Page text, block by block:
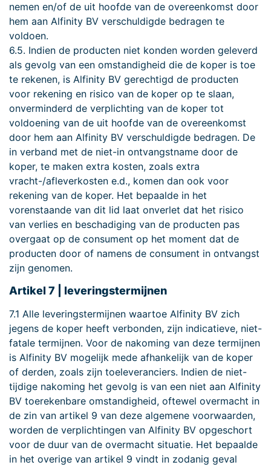
nemen en/of de uit hoofde van de overeenkomst door
hem aan Alfinity BV verschuldigde bedragen te
voldoen.
6.5. Indien de producten niet konden worden geleverd
als gevolg van een omstandigheid die de koper is toe
te rekenen, is Alfinity BV gerechtigd de producten
voor rekening en risico van de koper op te slaan,
onverminderd de verplichting van de koper tot
voldoening van de uit hoofde van de overeenkomst
door hem aan Alfinity BV verschuldigde bedragen. De
in verband met de niet-in ontvangstname door de
koper, te maken extra kosten, zoals extra
vracht-/afleverkosten e.d., komen dan ook voor
rekening van de koper. Het bepaalde in het
vorenstaande van dit lid laat onverlet dat het risico
van verlies en beschadiging van de producten pas
overgaat op de consument op het moment dat de
producten door of namens de consument in ontvangst
zijn genomen.
Artikel 7 | leveringstermijnen
7.1 Alle leveringstermijnen waartoe Alfinity BV zich
jegens de koper heeft verbonden, zijn indicatieve, niet-
fatale termijnen. Voor de nakoming van deze termijnen
is Alfinity BV mogelijk mede afhankelijk van de koper
of derden, zoals zijn toeleveranciers. Indien de niet-
tijdige nakoming het gevolg is van een niet aan Alfinity
BV toerekenbare omstandigheid, oftewel overmacht in
de zin van artikel 9 van deze algemene voorwaarden,
worden de verplichtingen van Alfinity BV opgeschort
voor de duur van de overmacht situatie. Het bepaalde
in het overige van artikel 9 vindt in zodanig geval